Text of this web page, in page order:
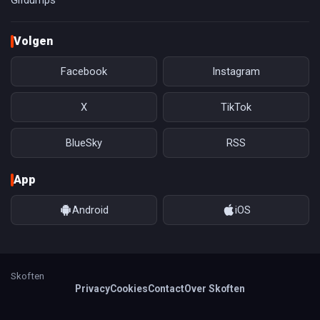
Volgen
Facebook Instagram
X TikTok
BlueSky RSS
App
Android iOS
Skoften
PrivacyCookiesContactOver Skoften